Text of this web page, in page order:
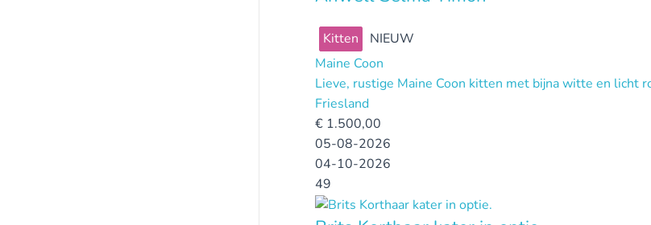
Kitten
NIEUW
Maine Coon
Lieve, rustige Maine Coon kitten met bijna witte en licht
Friesland
€ 1.500,00
05-08-2026
04-10-2026
49